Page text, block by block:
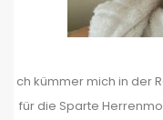
ch kümmer mich in der
für die Sparte